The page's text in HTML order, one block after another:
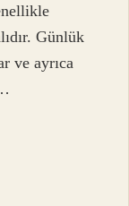
Günlük
ve ayrıca